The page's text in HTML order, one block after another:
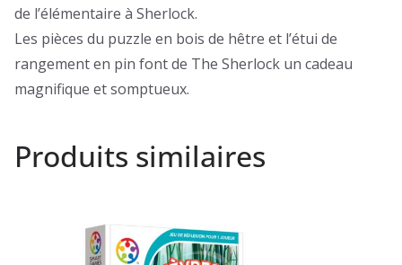
de l’élémentaire à Sherlock.
Les pièces du puzzle en bois de hêtre et l’étui de
rangement en pin font de The Sherlock un cadeau
magnifique et somptueux.
Produits similaires